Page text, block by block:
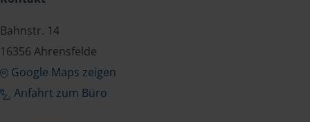
Bahnstr. 14
16356 Ahrensfelde
Google Maps zeigen
Anfahrt zum Büro